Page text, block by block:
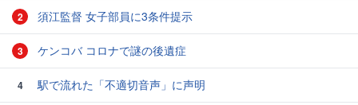
2 須江監督 女子部員に3条件提示
3 ケンコバ コロナで謎の後遺症
4 駅で流れた「不適切音声」に声明